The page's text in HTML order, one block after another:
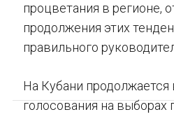
процветания в регионе,
продолжения этих
правильного
На Кубани продолжается
голосования на выборах